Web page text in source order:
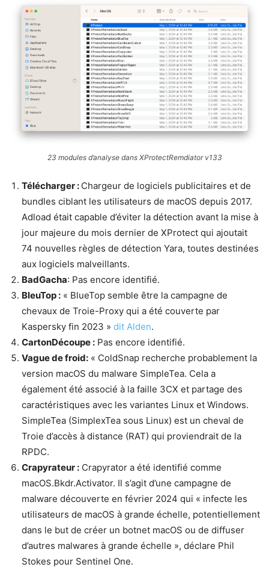
23 modules d’analyse dans XProtectRemdiator v133
Télécharger : Chargeur de logiciels publicitaires et de
bundles ciblant les utilisateurs de macOS depuis 2017.
Adload était capable d’éviter la détection avant la mise à
jour majeure du mois dernier de XProtect qui ajoutait
74 nouvelles règles de détection Yara, toutes destinées
aux logiciels malveillants.
BadGacha: Pas encore identifié.
BleuTop : « BlueTop semble être la campagne de
chevaux de Troie-Proxy qui a été couverte par
Kaspersky fin 2023 » dit Alden.
CartonDécoupe : Pas encore identifié.
Vague de froid: « ColdSnap recherche probablement la
version macOS du malware SimpleTea. Cela a
également été associé à la faille 3CX et partage des
caractéristiques avec les variantes Linux et Windows.
SimpleTea (SimplexTea sous Linux) est un cheval de
Troie d’accès à distance (RAT) qui proviendrait de la
RPDC.
Crapyrateur : Crapyrator a été identifié comme
macOS.Bkdr.Activator. Il s’agit d’une campagne de
malware découverte en février 2024 qui « infecte les
utilisateurs de macOS à grande échelle, potentiellement
dans le but de créer un botnet macOS ou de diffuser
d’autres malwares à grande échelle », déclare Phil
Stokes pour Sentinel One.